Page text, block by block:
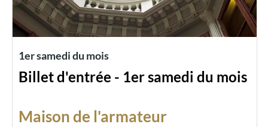
1er samedi du mois
Billet d'entrée - 1er samedi du mois
Maison de l'armateur